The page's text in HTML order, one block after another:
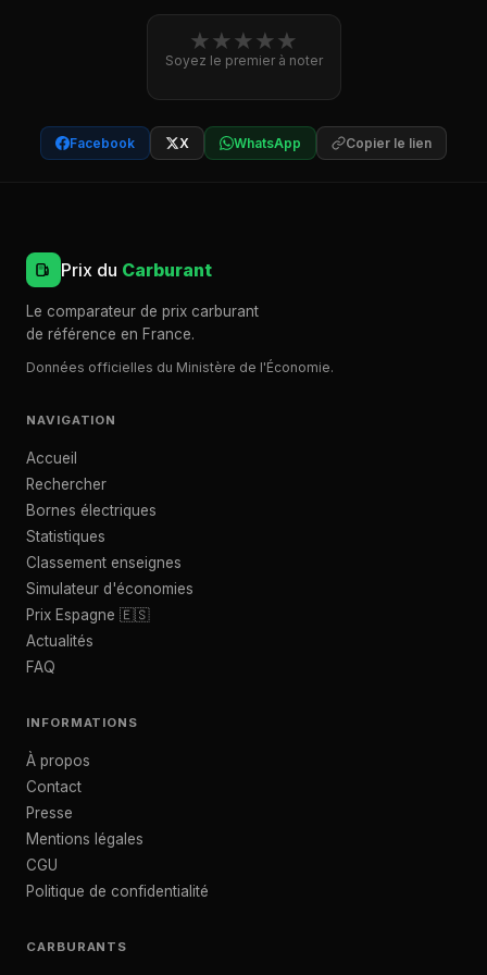
★★★★★
Soyez le premier à noter
Facebook X WhatsApp Copier le lien
Prix du Carburant
Le comparateur de prix carburant
de référence en France.
Données officielles du Ministère de l'Économie.
NAVIGATION
Accueil
Rechercher
Bornes électriques
Statistiques
Classement enseignes
Simulateur d'économies
Prix Espagne 🇪🇸
Actualités
FAQ
INFORMATIONS
À propos
Contact
Presse
Mentions légales
CGU
Politique de confidentialité
CARBURANTS